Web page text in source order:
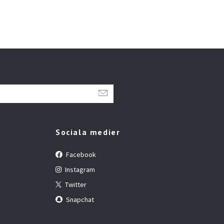
Sociala medier
Facebook
Instagram
Twitter
Snapchat